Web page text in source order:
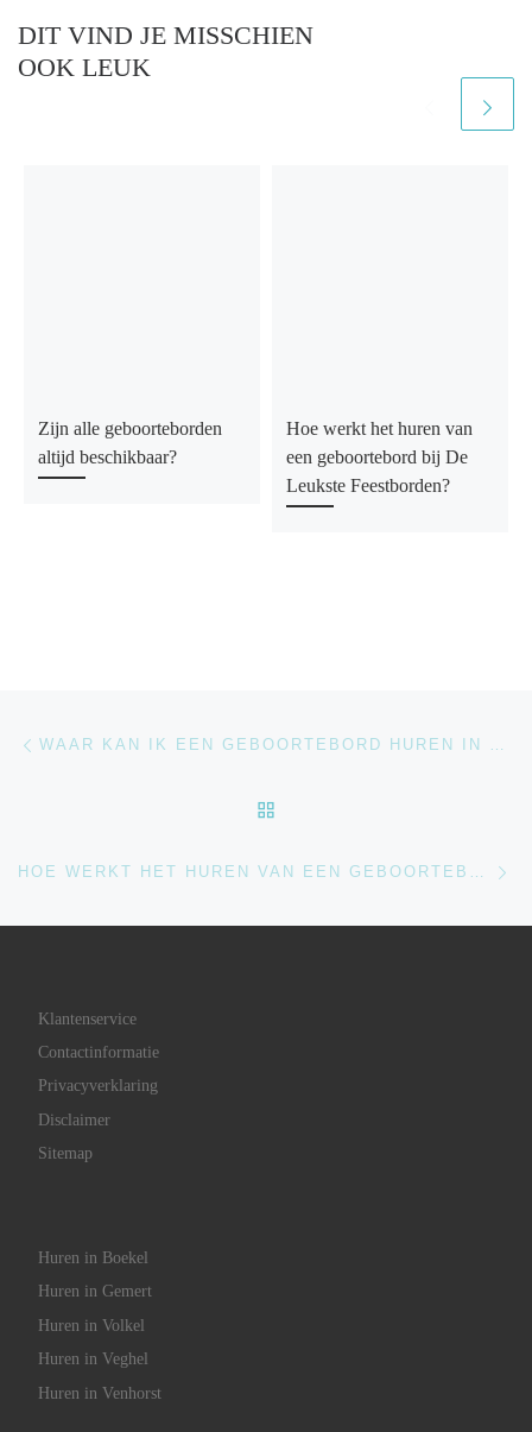
DIT VIND JE MISSCHIEN
OOK LEUK
Zijn alle geboorteborden
altijd beschikbaar?
Hoe werkt het huren van
een geboortebord bij De
Leukste Feestborden?
Bericht navigatie WAAR KAN IK EEN GEBOORTEBORD HUREN IN BRABANT?
Klantenservice
Contactinformatie
Privacyverklaring
Disclaimer
Sitemap
Huren in Boekel
Huren in Gemert
Huren in Volkel
Huren in Veghel
Huren in Venhorst